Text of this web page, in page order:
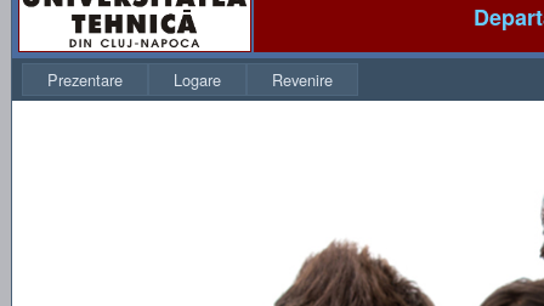
Prezentare Logare Revenire